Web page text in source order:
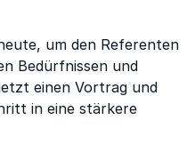
um den Referenten
Bedürfnissen und
einen Vortrag und
in eine stärkere